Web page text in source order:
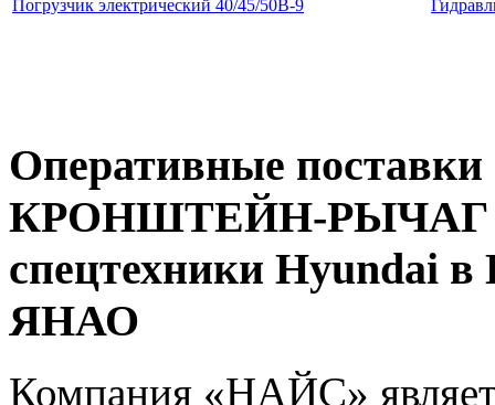
Погрузчик электрический 40/45/50B-9
Оперативные
КРОНШТЕЙН-РЫЧАГ
спецтехники Hyundai
ЯНАО
Компания «НАЙС»